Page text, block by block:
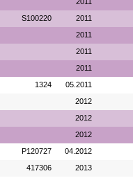
S100220 2011
2011
2011
2011
1324 05.2011
2012
2012
2012
P120727 04.2012
417306 2013